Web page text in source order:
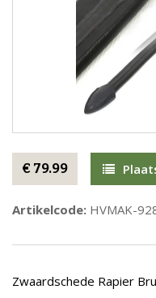
€ 79.99
Artikelcode: HVMAK-
Zwaardschede Rapier